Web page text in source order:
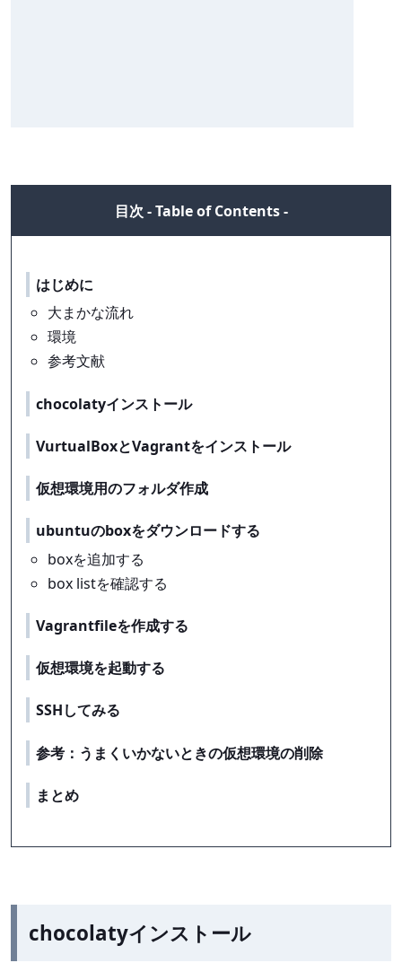
はじめに
大まかな流れ
環境
参考文献
chocolatyインストール
VurtualBoxとVagrantをインストール
仮想環境用のフォルダ作成
ubuntuのboxをダウンロードする
boxを追加する
box listを確認する
Vagrantfileを作成する
仮想環境を起動する
SSHしてみる
参考：うまくいかないときの仮想環境の削除
まとめ
chocolatyインストール